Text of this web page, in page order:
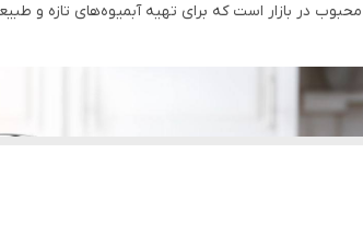
در بازار است که برای تهیه آبمیوه‌های تازه و